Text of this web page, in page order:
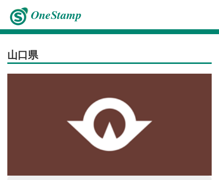
OneStamp
山口県